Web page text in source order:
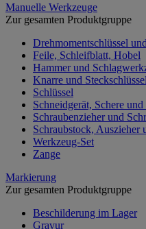
Manuelle Werkzeuge
Zur gesamten Produktgruppe
Drehmomentschlüssel
Feile, Schleifblatt, Hobel
Hammer und
Knarre und Steckschlüssel
Schlüssel
Schneidgerät, Schere und
Schraubenzieher und
Schraubstock, Auszieher
Werkzeug-Set
Zange
Markierung
Zur gesamten Produktgruppe
Beschilderung im Lager
Gravur